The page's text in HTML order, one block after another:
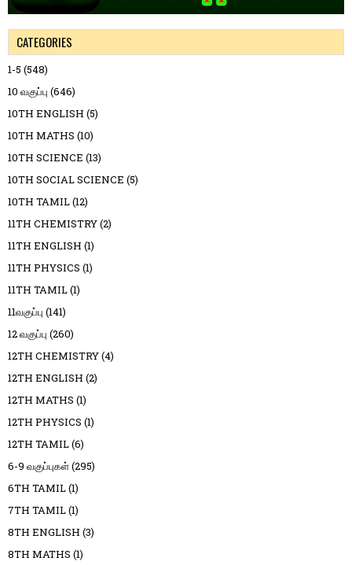
CATEGORIES
1-5 (548)
10 வகுப்பு (646)
10TH ENGLISH (5)
10TH MATHS (10)
10TH SCIENCE (13)
10TH SOCIAL SCIENCE (5)
10TH TAMIL(12)
11TH CHEMISTRY(2)
11TH ENGLISH (1)
11TH PHYSICS (1)
11TH TAMIL(1)
11வகுப்பு (141)
12 வகுப்பு (260)
12TH CHEMISTRY(4)
12TH ENGLISH (2)
12TH MATHS (1)
12TH PHYSICS (1)
12TH TAMIL(6)
6-9 வகுப்புகள்(295)
6TH TAMIL(1)
7TH TAMIL(1)
8TH ENGLISH (3)
8TH MATHS (1)